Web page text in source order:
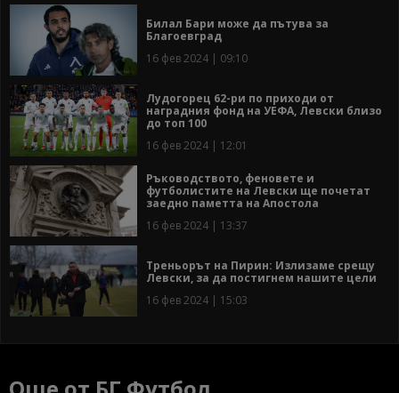
Билал Бари може да пътува за
Благоевград
16 фев 2024 | 09:10
Лудогорец 62-ри по приходи от
наградния фонд на УЕФА, Левски близо
до топ 100
16 фев 2024 | 12:01
Ръководството, феновете и
футболистите на Левски ще почетат
заедно паметта на Апостола
16 фев 2024 | 13:37
Треньорът на Пирин: Излизаме срещу
Левски, за да постигнем нашите цели
16 фев 2024 | 15:03